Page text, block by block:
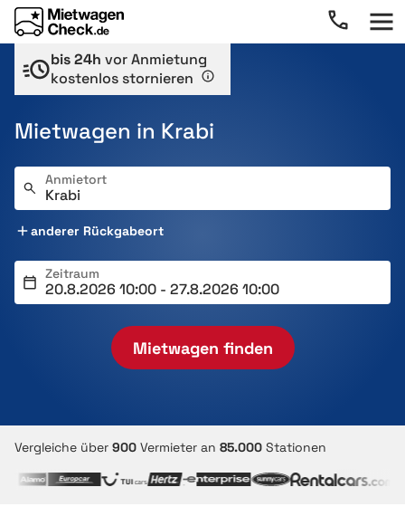
bis 24h vor Anmietung
kostenlos stornieren
Mietwagen in Krabi
Anmietort
anderer Rückgabeort
Zeitraum
Mietwagen finden
Vergleiche über 900 Vermieter an 85.000 Stationen